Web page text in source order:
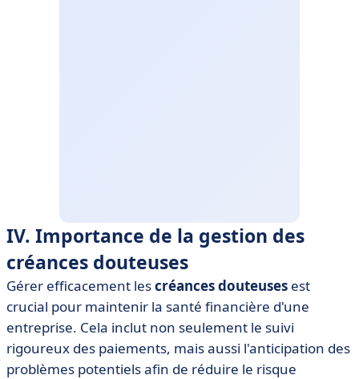
IV. Importance de la gestion des
créances douteuses
Gérer efficacement lescréances douteuses est
crucial pour maintenir la santé financière d'une
entreprise. Cela inclut non seulement le suivi
rigoureux des paiements, mais aussi l'anticipation des
problèmes potentiels afin de réduire le risque